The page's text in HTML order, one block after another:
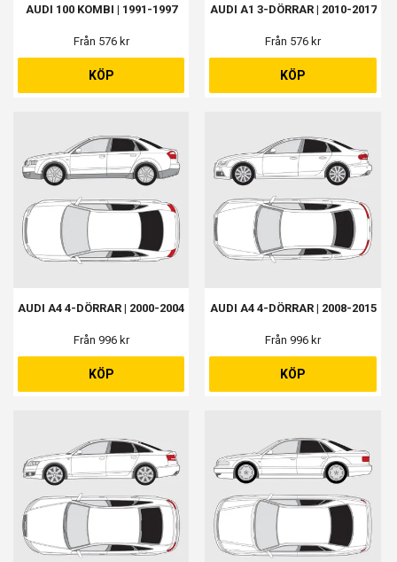
AUDI 100 KOMBI | 1991-1997
Från 576 kr
KÖP
AUDI A1 3-DÖRRAR | 2010-2017
Från 576 kr
KÖP
AUDI A4 4-DÖRRAR | 2000-2004
Från 996 kr
KÖP
AUDI A4 4-DÖRRAR | 2008-2015
Från 996 kr
KÖP